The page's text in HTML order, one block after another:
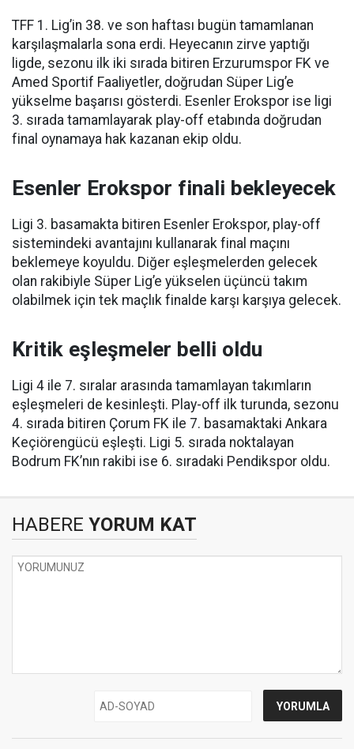
TFF 1. Lig’in 38. ve son haftası bugün tamamlanan
karşılaşmalarla sona erdi. Heyecanın zirve yaptığı
ligde, sezonu ilk iki sırada bitiren Erzurumspor FK ve
Amed Sportif Faaliyetler, doğrudan Süper Lig’e
yükselme başarısı gösterdi. Esenler Erokspor ise ligi
3. sırada tamamlayarak play-off etabında doğrudan
final oynamaya hak kazanan ekip oldu.
Esenler Erokspor finali bekleyecek
Ligi 3. basamakta bitiren Esenler Erokspor, play-off
sistemindeki avantajını kullanarak final maçını
beklemeye koyuldu. Diğer eşleşmelerden gelecek
olan rakibiyle Süper Lig’e yükselen üçüncü takım
olabilmek için tek maçlık finalde karşı karşıya gelecek.
Kritik eşleşmeler belli oldu
Ligi 4 ile 7. sıralar arasında tamamlayan takımların
eşleşmeleri de kesinleşti. Play-off ilk turunda, sezonu
4. sırada bitiren Çorum FK ile 7. basamaktaki Ankara
Keçiörengücü eşleşti. Ligi 5. sırada noktalayan
Bodrum FK’nın rakibi ise 6. sıradaki Pendikspor oldu.
HABERE YORUM KAT